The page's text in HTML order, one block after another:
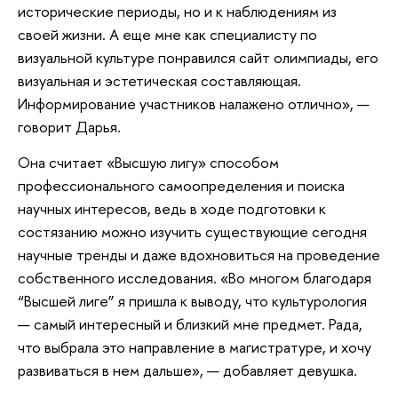
исторические периоды, но и к наблюдениям из
своей жизни. А еще мне как специалисту по
визуальной культуре понравился сайт олимпиады, его
визуальная и эстетическая составляющая.
Информирование участников налажено отлично», —
говорит Дарья.
Она считает «Высшую лигу» способом
профессионального самоопределения и поиска
научных интересов, ведь в ходе подготовки к
состязанию можно изучить существующие сегодня
научные тренды и даже вдохновиться на проведение
собственного исследования. «Во многом благодаря
“Высшей лиге” я пришла к выводу, что культурология
— самый интересный и близкий мне предмет. Рада,
что выбрала это направление в магистратуре, и хочу
развиваться в нем дальше», — добавляет девушка.